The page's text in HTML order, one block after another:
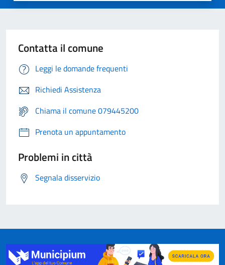
Contatta il comune
Leggi le domande frequenti
Richiedi Assistenza
Chiama il comune 079445200
Prenota un appuntamento
Problemi in città
Segnala disservizio